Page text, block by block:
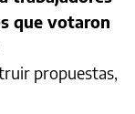
que votaron
propuestas,